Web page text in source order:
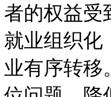
者的权益受
就业组织化
业有序转移